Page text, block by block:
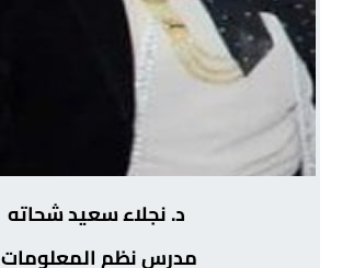
د. نجلاء سعيد شحاته
مدرس نظم المعلومات